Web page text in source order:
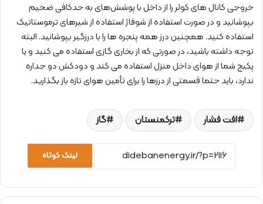
خروجی کانال های کولر را از داخل با پوشش‌های به حدکافی ضخیم
بپوشانید و در صورت استفاده از شوفاژ استفاده از شیرهای ترموستاتیک
استفاده کنید. همچنین درز همه پنجره ها را با درزگیر بپوشانید. البته
توجه داشته باشید، در صورتی که از بخاری گازی استفاده می کنید و یا
پکیج شما از هوای داخل منزل استفاده می کند و دودکش دو جداره
ندارد، باید حتما قسمتی از درزها را برای تأمین هوای تازه باز بگذارید.
افت فشار ترکمنستان گاز
لینک کوتاه